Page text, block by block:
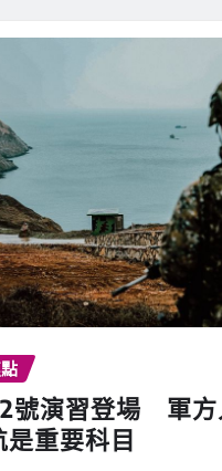
號演習登場 軍方
是重要科目